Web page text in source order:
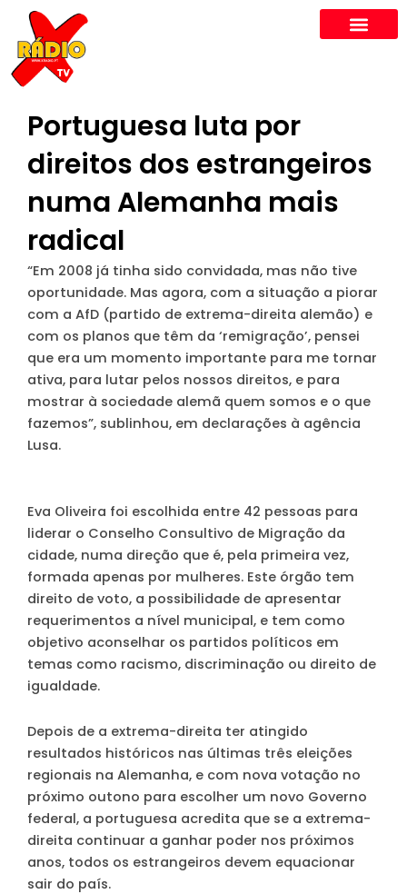
content
Portuguesa luta por
direitos dos estrangeiros
numa Alemanha mais
radical
“Em 2008 já tinha sido convidada, mas não tive
oportunidade. Mas agora, com a situação a piorar
com a AfD (partido de extrema-direita alemão) e
com os planos que têm da ‘remigração’, pensei
que era um momento importante para me tornar
ativa, para lutar pelos nossos direitos, e para
mostrar à sociedade alemã quem somos e o que
fazemos”, sublinhou, em declarações à agência
Lusa.
Eva Oliveira foi escolhida entre 42 pessoas para
liderar o Conselho Consultivo de Migração da
cidade, numa direção que é, pela primeira vez,
formada apenas por mulheres. Este órgão tem
direito de voto, a possibilidade de apresentar
requerimentos a nível municipal, e tem como
objetivo aconselhar os partidos políticos em
temas como racismo, discriminação ou direito de
igualdade.
Depois de a extrema-direita ter atingido
resultados históricos nas últimas três eleições
regionais na Alemanha, e com nova votação no
próximo outono para escolher um novo Governo
federal, a portuguesa acredita que se a extrema-
direita continuar a ganhar poder nos próximos
anos, todos os estrangeiros devem equacionar
sair do país.